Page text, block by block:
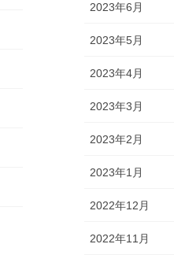
2023年6月
2023年5月
2023年4月
2023年3月
2023年2月
2023年1月
2022年12月
2022年11月